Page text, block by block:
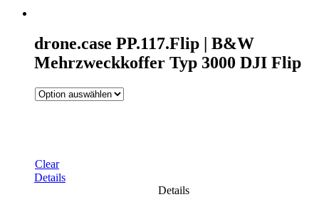
drone.case PP.117.Flip | B&W
Mehrzweckkoffer Typ 3000 DJI Flip
Clear
Details
Details